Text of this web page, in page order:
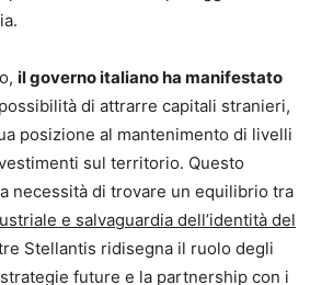
il governo italiano ha manifestato
di attrarre capitali stranieri,
posizione al mantenimento di livelli
sul territorio. Questo
necessità di trovare un equilibrio tra
e salvaguardia dell’identità del
Stellantis ridisegna il ruolo degli
future e la partnership con i